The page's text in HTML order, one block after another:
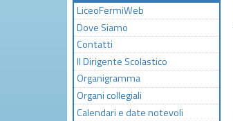
LiceoFermiWeb
Dove Siamo
Contatti
Il Dirigente Scolastico
Organigramma
Organi collegiali
Calendari e date notevoli